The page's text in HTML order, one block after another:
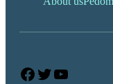
Facebook
Twitter
YouTube